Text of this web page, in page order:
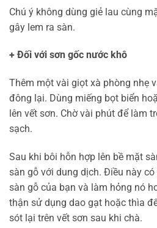
Chú ý không dùng giẻ lau cùng
gây lem ra sàn.
+ Đối với sơn gốc nước khô
Thêm một vài giọt xà phòng nhẹ
đông lại. Dùng miếng bọt biển
lên vết sơn. Chờ vài phút để làm
sạch.
Sau khi bôi hỗn hợp lên bề mặt
sàn gỗ với dung dịch. Điều này
sàn gỗ của bạn và làm hỏng nó
thận sử dụng dao gạt hoặc thìa
sót lại trên vết sơn sau khi chà.